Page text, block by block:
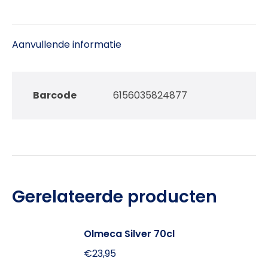
Aanvullende informatie
Barcode 6156035824877
Gerelateerde producten
Olmeca Silver 70cl
€23,95